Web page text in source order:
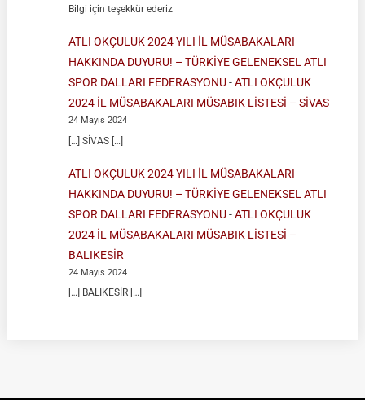
Bilgi için teşekkür ederiz
ATLI OKÇULUK 2024 YILI İL MÜSABAKALARI
HAKKINDA DUYURU! – TÜRKİYE GELENEKSEL ATLI
SPOR DALLARI FEDERASYONU-ATLI OKÇULUK
2024 İL MÜSABAKALARI MÜSABIK LİSTESİ – SİVAS
24 Mayıs 2024
[…] SİVAS […]
ATLI OKÇULUK 2024 YILI İL MÜSABAKALARI
HAKKINDA DUYURU! – TÜRKİYE GELENEKSEL ATLI
SPOR DALLARI FEDERASYONU-ATLI OKÇULUK
2024 İL MÜSABAKALARI MÜSABIK LİSTESİ –
BALIKESİR
24 Mayıs 2024
[…] BALIKESİR […]